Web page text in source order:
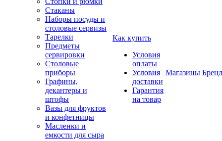
Стаканы
Наборы посуды и
столовые сервизы
Тарелки
Предметы
сервировки
Столовые
приборы
Графины,
декантеры и
штофы
Вазы для фруктов
и конфетницы
Масленки и
емкости для сыра
Как купить
Условия
оплаты
Условия
доставки
Гарантия
на товар
Магазины